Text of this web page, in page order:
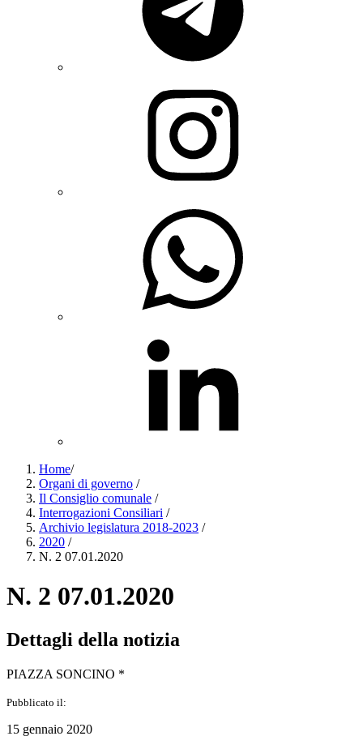
Home/
Organi di governo /
Il Consiglio comunale /
Interrogazioni Consiliari /
Archivio legislatura 2018-2023 /
2020 /
N. 2 07.01.2020
N. 2 07.01.2020
Dettagli della notizia
PIAZZA SONCINO *
Pubblicato il:
15 gennaio 2020